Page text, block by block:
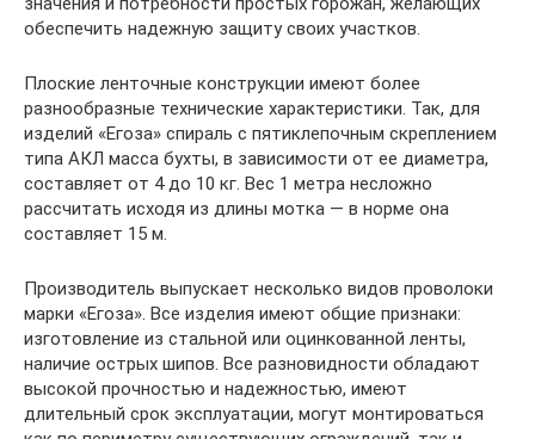
обеспечить надежную защиту своих участков.
Плоские ленточные конструкции имеют более
разнообразные технические характеристики. Так, для
изделий «Егоза» спираль с пятиклепочным скреплением
типа АКЛ масса бухты, в зависимости от ее диаметра,
составляет от 4 до 10 кг. Вес 1 метра несложно
рассчитать исходя из длины мотка — в норме она
составляет 15 м.
Производитель выпускает несколько видов проволоки
марки «Егоза». Все изделия имеют общие признаки:
изготовление из стальной или оцинкованной ленты,
наличие острых шипов. Все разновидности обладают
высокой прочностью и надежностью, имеют
длительный срок эксплуатации, могут монтироваться